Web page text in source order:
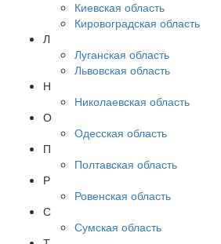
Киевская область
Кировоградская область
Л
Луганская область
Львовская область
Н
Николаевская область
О
Одесская область
П
Полтавская область
Р
Ровенская область
С
Сумская область